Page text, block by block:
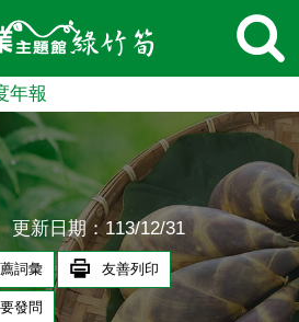
網
年報
更新日期：113/12/31
詞彙 友善列印
發問